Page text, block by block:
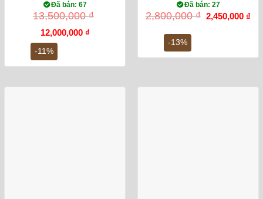
-11%
Đã bán: 67
13,500,000₫
Giá
gốc
là:
13,500,000 ₫.
12,000,000 ₫Giá
12,000,000 ₫.
-13%
Đã bán: 27
2,800,000₫ Giá
gốc
2,450,000 ₫